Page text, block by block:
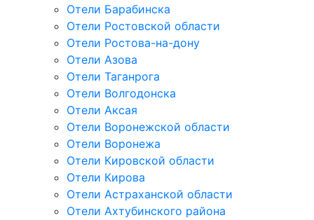
Отели Барабинска
Отели Ростовской области
Отели Ростова-на-дону
Отели Азова
Отели Таганрога
Отели Волгодонска
Отели Аксая
Отели Воронежской области
Отели Воронежа
Отели Кировской области
Отели Кирова
Отели Астраханской области
Отели Ахтубинского района